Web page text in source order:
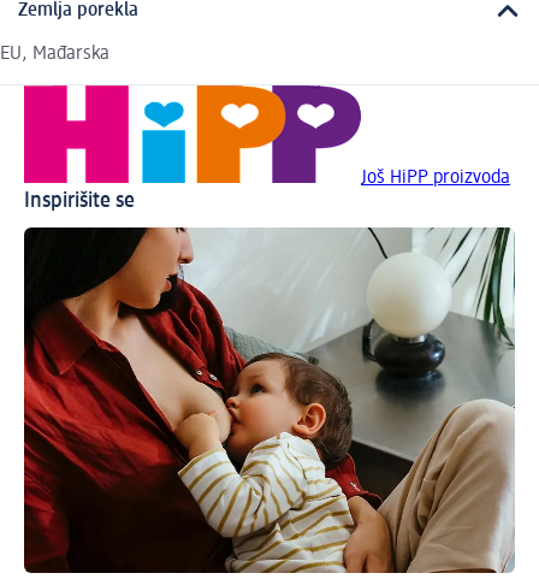
Zemlja porekla
EU, Mađarska
Još HiPP proizvoda
Inspirišite se